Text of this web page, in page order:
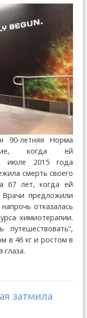
90-летняя Норма
когда ей
июле 2015 года
смерть своего
67 лет, когда ей
Врачи предложили
отказалась
химиотерапии.
в 46 кг и ростом в
глаза.
затмила